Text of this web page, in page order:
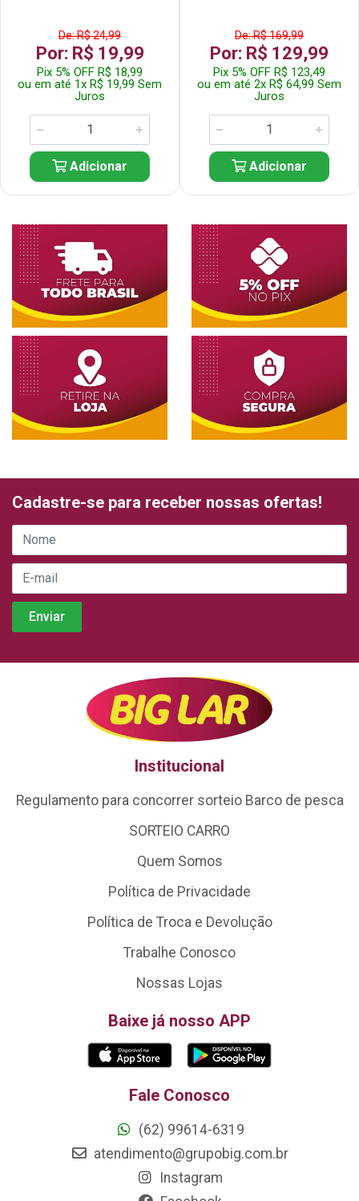
De: R$ 24,99
Por: R$ 19,99
Pix 5% OFF R$ 18,99
ou em até 1x R$ 19,99 Sem
Juros
Adicionar
De: R$ 169,99
Por: R$ 129,99
Pix 5% OFF R$ 123,49
ou em até 2x R$ 64,99 Sem
Juros
Adicionar
Cadastre-se para receber nossas ofertas!
Institucional
Regulamento para concorrer sorteio Barco de pesca
SORTEIO CARRO
Quem Somos
Política de Privacidade
Política de Troca e Devolução
Trabalhe Conosco
Nossas Lojas
Baixe já nosso APP
Fale Conosco
(62) 99614-6319
atendimento@grupobig.com.br
Instagram